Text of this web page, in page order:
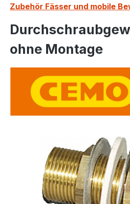
Zubehör Fässer und mobile
ohne Montage
Bildergalerie überspringen